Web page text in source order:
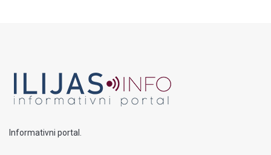
Informativni portal.